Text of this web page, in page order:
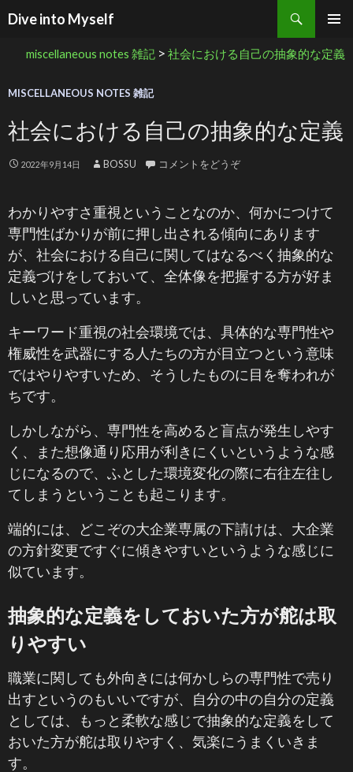
Dive into Myself
検索
miscellaneous notes 雑記 > 社会における自己の抽象的な定義
MISCELLANEOUS NOTES 雑記
社会における自己の抽象的な定義
2022年9月14日 BOSSU コメントをどうぞ
わかりやすさ重視ということなのか、何かにつけて
専門性ばかりが前に押し出される傾向にあります
が、社会における自己に関してはなるべく抽象的な
定義づけをしておいて、全体像を把握する方が好ま
しいと思っています。
キーワード重視の社会環境では、具体的な専門性や
権威性を武器にする人たちの方が目立つという意味
ではやりやすいため、そうしたものに目を奪われが
ちです。
しかしながら、専門性を高めると盲点が発生しやす
く、また想像通り応用が利きにくいというような感
じになるので、ふとした環境変化の際に右往左往し
てしまうということも起こります。
端的には、どこぞの大企業専属の下請けは、大企業
の方針変更ですぐに傾きやすいというような感じに
似ています。
抽象的な定義をしておいた方が舵は取
りやすい
職業に関しても外向きには何かしらの専門性で売り
出すというのもいいですが、自分の中の自分の定義
としては、もっと柔軟な感じで抽象的な定義をして
おいた方が舵は取りやすく、気楽にうまくいきま
す。